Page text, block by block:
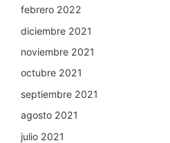
febrero 2022
diciembre 2021
noviembre 2021
octubre 2021
septiembre 2021
agosto 2021
julio 2021